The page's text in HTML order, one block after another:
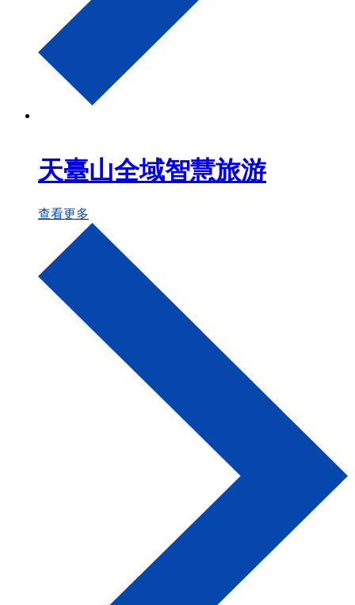
天臺山全域智慧旅游
查看更多